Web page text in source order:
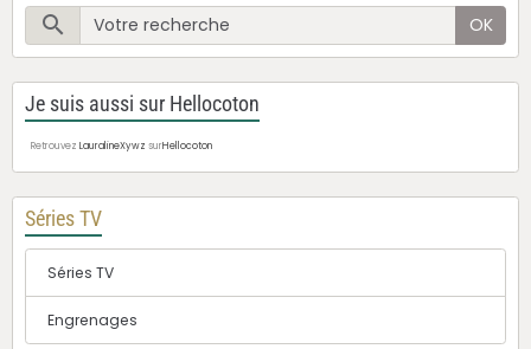
OK
Je suis aussi sur Hellocoton
Retrouvez LauralineXywz surHellocoton
Séries TV
Séries TV
Engrenages